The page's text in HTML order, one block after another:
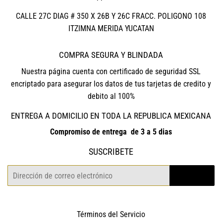
CALLE 27C DIAG # 350 X 26B Y 26C FRACC. POLIGONO 108
ITZIMNA MERIDA YUCATAN
COMPRA SEGURA Y BLINDADA
Nuestra página cuenta con certificado de seguridad SSL
encriptado para asegurar los datos de tus tarjetas de credito y
debito al 100%
ENTREGA A DOMICILIO EN TODA LA REPUBLICA MEXICANA
Compromiso de entrega de 3 a 5 dias
SUSCRIBETE
Correo
Términos del Servicio